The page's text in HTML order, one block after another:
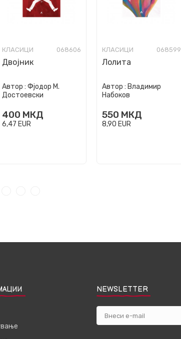
КЛАСИЦИ 068606
Двојник
Автор : Фјодор М.
Достоевски
400 МКД
6,47 EUR
КЛАСИЦИ 068599
Лолита
Автор : Владимир
Набоков
550 МКД
8,90 EUR
NEWSLETTER